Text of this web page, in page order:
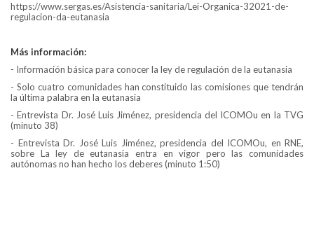
https://www.sergas.es/Asistencia-sanitaria/Lei-Organica-32021-de-
regulacion-da-eutanasia
Más información:
- Información básica para conocer la ley de regulación de la eutanasia
- Solo cuatro comunidades han constituido las comisiones que tendrán
la última palabra en la eutanasia
- Entrevista Dr. José Luis Jiménez, presidencia del ICOMOu en la TVG
(minuto 38)
- Entrevista Dr. José Luis Jiménez, presidencia del ICOMOu, en RNE,
sobre La ley de eutanasia entra en vigor pero las comunidades
autónomas no han hecho los deberes (minuto 1:50)